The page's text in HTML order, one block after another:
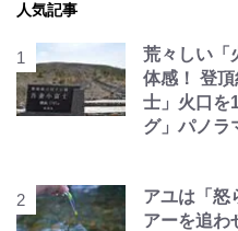
人気記事
荒々しい「
体感！ 登
士」火口を
グ」パノラ
アユは「怒
アーを追わ